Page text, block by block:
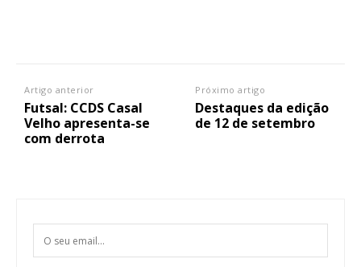
€
Acesso ao conteúdo online
Artigo anterior
Futsal: CCDS Casal
Velho apresenta-se
com derrota
Próximo artigo
Destaques da edição
de 12 de setembro